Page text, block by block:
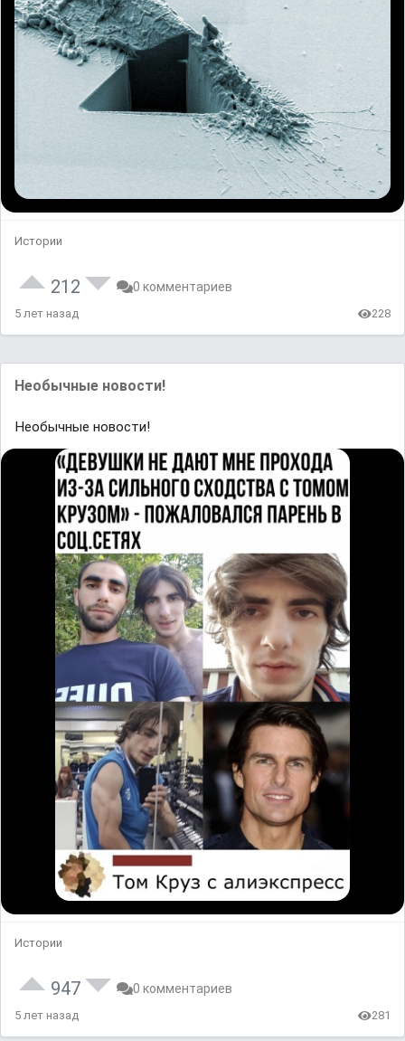
Истории
212 0 комментариев
5 лет назад 228
Необычные новости!
Необычные новости!
Истории
947 0 комментариев
5 лет назад 281